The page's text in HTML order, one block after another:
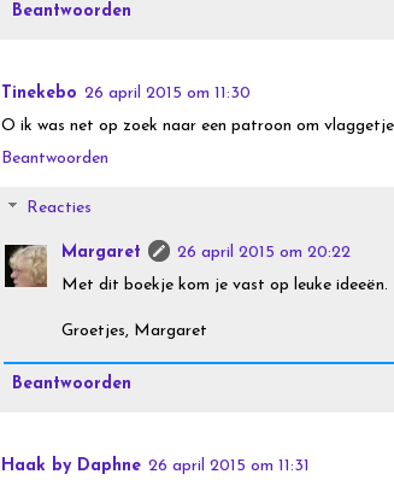
Beantwoorden
Tinekebo 26 april 2015 om 11:30
O ik was net op zoek naar een patroon om
Beantwoorden
Reacties
Margaret
26 april 2015 om 20:22
Met dit boekje kom je vast op leuke ideeën.
Groetjes, Margaret
Beantwoorden
Haak by Daphne 26 april 2015 om 11:31